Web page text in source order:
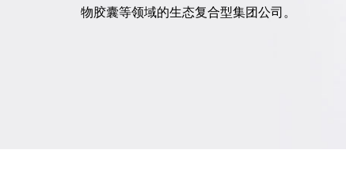
物胶囊等领域的生态复合型集团公司。